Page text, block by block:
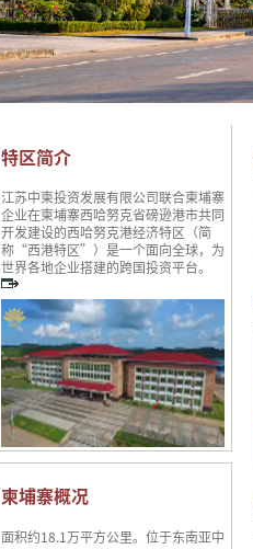
特区简介
江苏中柬投资发展有限公司联合柬埔寨
企业在柬埔寨西哈努克省磅逊港市共同
开发建设的西哈努克港经济特区（简
称“西港特区”）是一个面向全球，为
世界各地企业搭建的跨国投资平台。
柬埔寨概况
面积约18.1万平方公里。位于东南亚中